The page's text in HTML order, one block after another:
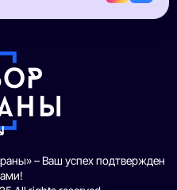
– Ваш успех подтвержден